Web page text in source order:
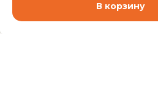
В корзину